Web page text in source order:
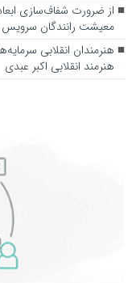
از ضرورت شفاف‌سازی
معیشت رانندگان
هنرمندان انقلابی
هنرمند انقلابی اکبر عبدی